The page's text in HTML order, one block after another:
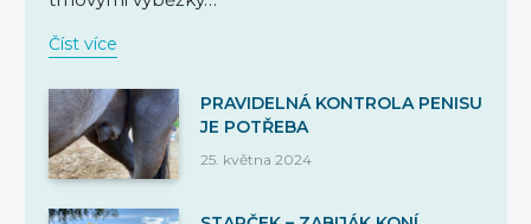
Číst více
PRAVIDELNÁ KONTROLA PENISU
JE POTŘEBA
25. května 2024